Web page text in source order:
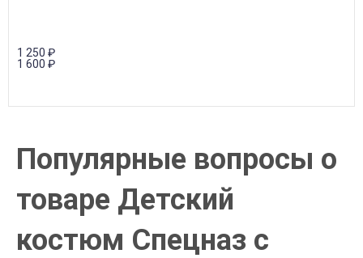
1 250 ₽
1 600 ₽
Популярные вопросы о
товаре Детский
костюм Спецназ с